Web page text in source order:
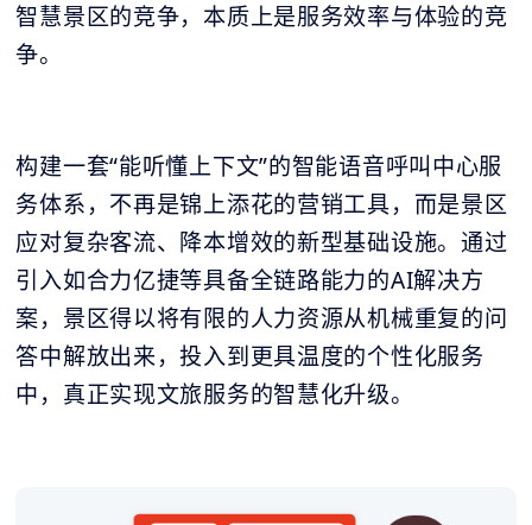
智慧景区的竞争，本质上是服务效率与体验的竞
争。
构建一套“能听懂上下文”的智能语音呼叫中心服
务体系，不再是锦上添花的营销工具，而是景区
应对复杂客流、降本增效的新型基础设施。通过
引入如合力亿捷等具备全链路能力的AI解决方
案，景区得以将有限的人力资源从机械重复的问
答中解放出来，投入到更具温度的个性化服务
中，真正实现文旅服务的智慧化升级。